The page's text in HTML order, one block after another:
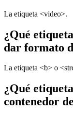
La etiqueta <video>.
¿Qué
dar formato
La etiqueta <b> o
¿Qué
contenedor